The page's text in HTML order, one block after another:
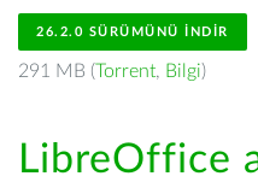
26.2.0 SÜRÜMÜNÜ İNDIR
291 MB (Torrent, Bilgi)
LibreOffice